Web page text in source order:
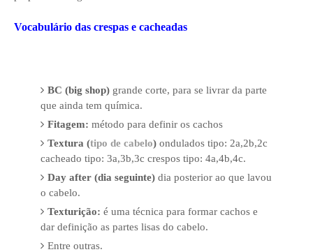
Vocabulário das crespas e cacheadas
BC (big shop) grande corte, para se livrar da parte
que ainda tem química.
Fitagem: método para definir os cachos
Textura (tipo de cabelo)ondulados tipo: 2a,2b,2c
cacheado tipo: 3a,3b,3c crespos tipo: 4a,4b,4c.
Day after (dia seguinte)dia posterior ao que lavou
o cabelo.
Texturição: é uma técnica para formar cachos e
dar definição as partes lisas do cabelo.
Entre outras.